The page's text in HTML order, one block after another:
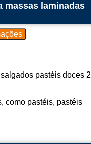
massas laminadas
pastéis doces 2
como pastéis, pastéis